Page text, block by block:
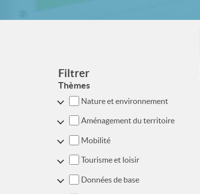
Filtrer
Thèmes
Nature et environnement
Aménagement du territoire
Mobilité
Tourisme et loisir
Données de base